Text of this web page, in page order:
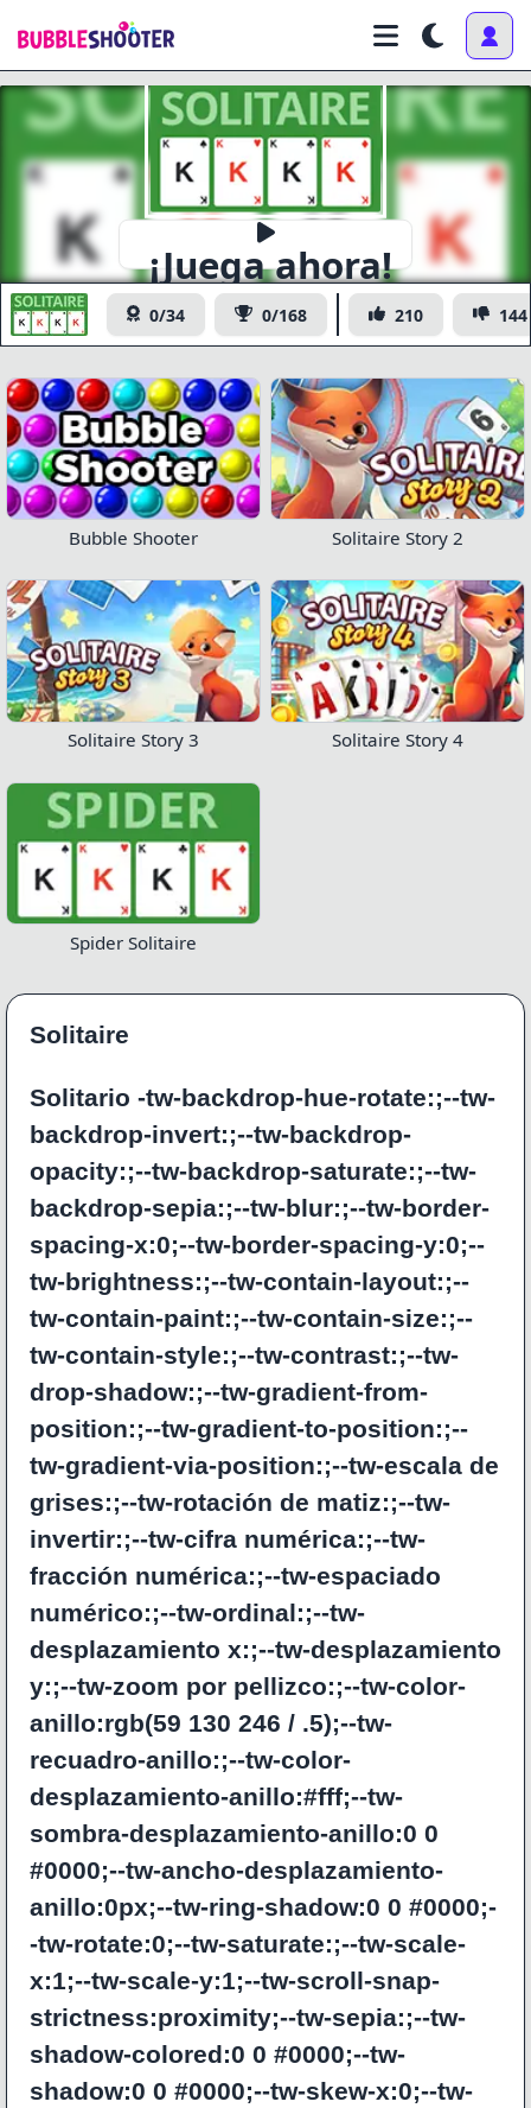
¡Juega ahora!
Solitaire
0/34 0/168 210 144
Bubble Shooter Solitaire Story 2
Solitaire Story 3 Solitaire Story 4
Spider Solitaire
Solitaire
Solitario -tw-backdrop-hue-rotate:;--tw-
backdrop-invert:;--tw-backdrop-
opacity:;--tw-backdrop-saturate:;--tw-
backdrop-sepia:;--tw-blur:;--tw-border-
spacing-x:0;--tw-border-spacing-y:0;--
tw-brightness:;--tw-contain-layout:;--
tw-contain-paint:;--tw-contain-size:;--
tw-contain-style:;--tw-contrast:;--tw-
drop-shadow:;--tw-gradient-from-
position:;--tw-gradient-to-position:;--
tw-gradient-via-position:;--tw-escala de
grises:;--tw-rotación de matiz:;--tw-
invertir:;--tw-cifra numérica:;--tw-
fracción numérica:;--tw-espaciado
numérico:;--tw-ordinal:;--tw-
desplazamiento x:;--tw-desplazamiento
y:;--tw-zoom por pellizco:;--tw-color-
anillo:rgb(59 130 246 / .5);--tw-
recuadro-anillo:;--tw-color-
desplazamiento-anillo:#fff;--tw-
sombra-desplazamiento-anillo:0 0
#0000;--tw-ancho-desplazamiento-
anillo:0px;--tw-ring-shadow:0 0 #0000;-
-tw-rotate:0;--tw-saturate:;--tw-scale-
x:1;--tw-scale-y:1;--tw-scroll-snap-
strictness:proximity;--tw-sepia:;--tw-
shadow-colored:0 0 #0000;--tw-
shadow:0 0 #0000;--tw-skew-x:0;--tw-